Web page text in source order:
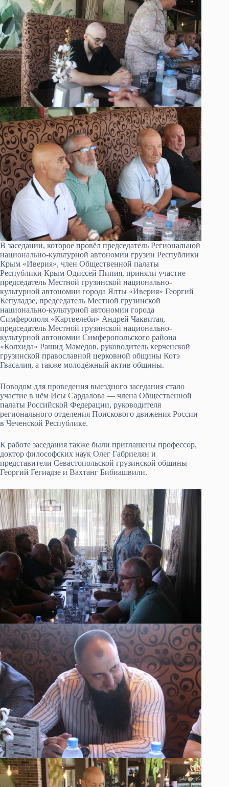
В заседании, которое провёл председатель Региональной
национально-культурной автономии грузин Республики
Крым «Иверия», член Общественной палаты
Республики Крым Одиссей Пипия, приняли участие
председатель Местной грузинской национально-
культурной автономии города Ялты «Иверия» Георгий
Кепуладзе, председатель Местной грузинской
национально-культурной автономии города
Симферополя «Картвелеби» Андрей Чаквитая,
председатель Местной грузинской национально-
культурной автономии Симферопольского района
«Колхида» Рашид Мамедов, руководитель керченской
грузинской православной церковной общины Котэ
Гвасалия, а также молодёжный актив общины.
Поводом для проведения выездного заседания стало
участие в нём Исы Сардалова — члена Общественной
палаты Российской Федерации, руководителя
регионального отделения Поискового движения России
в Чеченской Республике.
К работе заседания также были приглашены профессор,
доктор философских наук Олег Габриелян и
представители Севастопольской грузинской общины
Георгий Гегиадзе и Вахтанг Бибиашвили.